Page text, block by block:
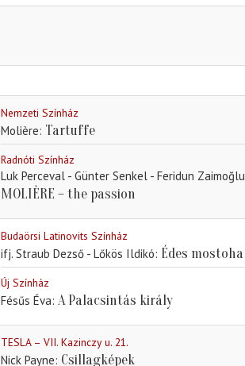
Nemzeti Színház
Molière Tartuffe
Radnóti Színház
Luk Perceval - Günter Senkel - Feridun Zaimoğlu
MOLIÈRE – the passion
Budaörsi Latinovits Színház
ifj. Straub Dezső - Lőkös Ildikó Édes mostoha
Új Színház
Fésűs Éva A Palacsintás király
TESLA – VII. Kazinczy u. 21.
Nick Payne Csillagképek